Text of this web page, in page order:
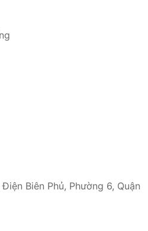
Điện Biên Phủ, Phường 6, Quận